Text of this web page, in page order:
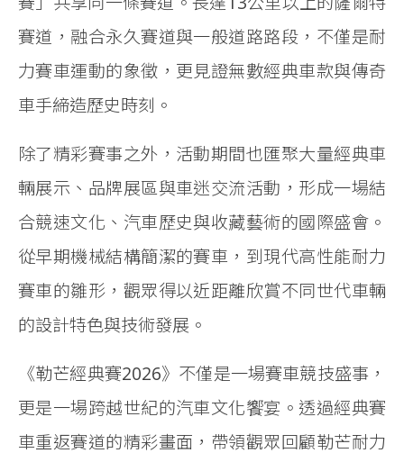
賽道，融合永久賽道與一般道路路段，不僅是耐
力賽車運動的象徵，更見證無數經典車款與傳奇
車手締造歷史時刻。
除了精彩賽事之外，活動期間也匯聚大量經典車
輛展示、品牌展區與車迷交流活動，形成一場結
合競速文化、汽車歷史與收藏藝術的國際盛會。
從早期機械結構簡潔的賽車，到現代高性能耐力
賽車的雛形，觀眾得以近距離欣賞不同世代車輛
的設計特色與技術發展。
《勒芒經典賽2026》不僅是一場賽車競技盛事，
更是一場跨越世紀的汽車文化饗宴。透過經典賽
車重返賽道的精彩畫面，帶領觀眾回顧勒芒耐力